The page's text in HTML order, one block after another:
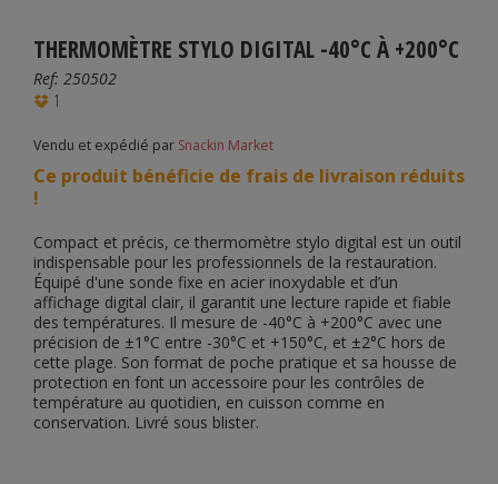
THERMOMÈTRE STYLO DIGITAL -40°C À +200°C
Ref: 250502
1
Vendu et expédié par Snackin Market
Ce produit bénéficie de frais de livraison réduits
!
Compact et précis, ce thermomètre stylo digital est un outil
indispensable pour les professionnels de la restauration.
Équipé d'une sonde fixe en acier inoxydable et d’un
affichage digital clair, il garantit une lecture rapide et fiable
des températures. Il mesure de -40°C à +200°C avec une
précision de ±1°C entre -30°C et +150°C, et ±2°C hors de
cette plage. Son format de poche pratique et sa housse de
protection en font un accessoire pour les contrôles de
température au quotidien, en cuisson comme en
conservation. Livré sous blister.